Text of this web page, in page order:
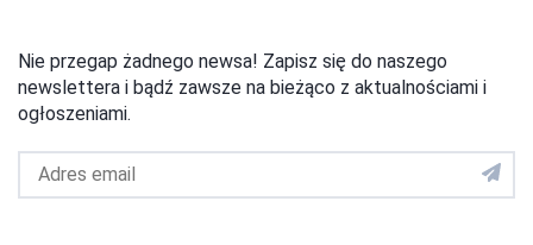
Nie przegap żadnego newsa! Zapisz się do naszego
newslettera i bądź zawsze na bieżąco z aktualnościami i
ogłoszeniami.
Adres
email